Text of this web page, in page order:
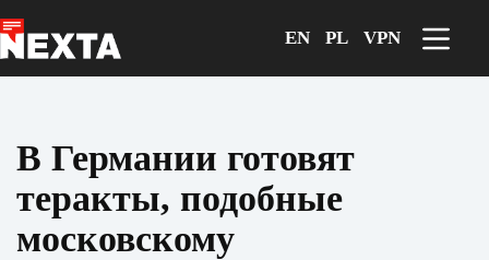
к
сути
EN PL VPN
В Германии готовят
теракты, подобные
московскому